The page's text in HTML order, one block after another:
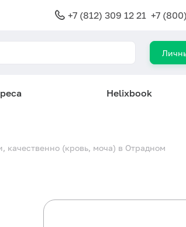
+7 (812) 309 12 21 +7
Helixbook
качественно (кровь, моча) в Отрадном